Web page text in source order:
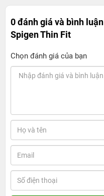
0 đánh giá và bình luận
Spigen Thin Fit
Chọn đánh giá của bạn